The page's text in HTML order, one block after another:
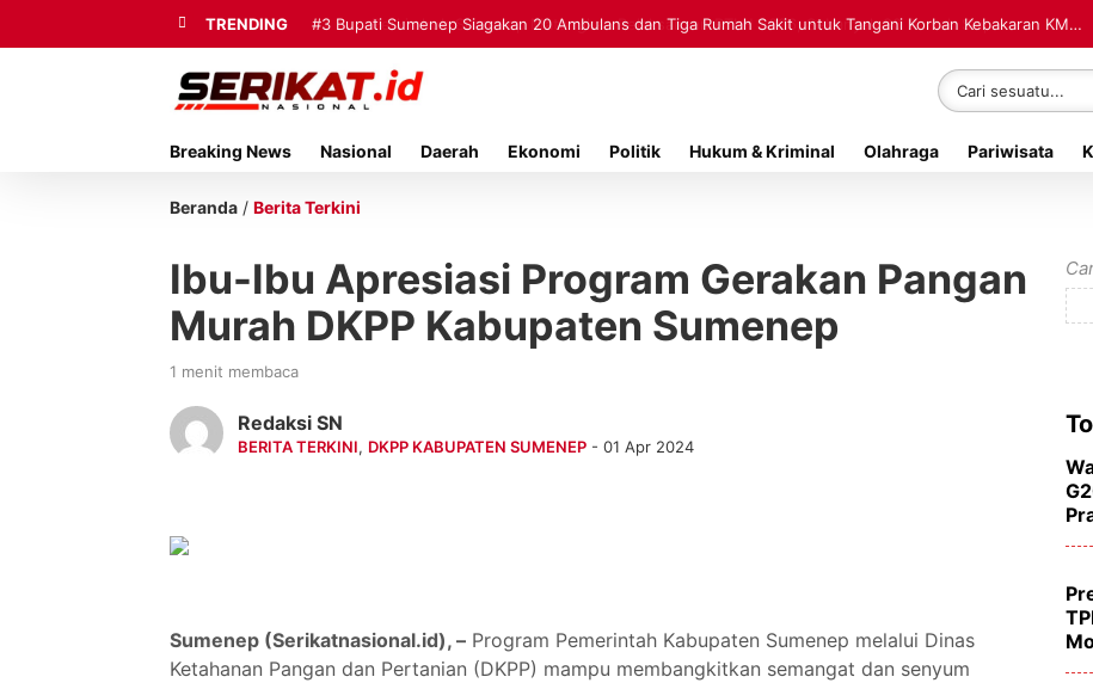
TRENDING #3 Bupati Sumenep Siagakan 20 Ambulans dan Tiga Rumah Sakit untuk Tangani Korban Kebakaran KMP
Mutiara Sentosa II
Breaking News Nasional Daerah Ekonomi Politik Hukum & Kriminal Olahraga Pariwisata
Beranda / Berita Terkini
Ibu-Ibu Apresiasi Program Gerakan Pangan
Murah DKPP Kabupaten Sumenep
1 menit membaca
Redaksi SN
BERITA TERKINI, DKPP KABUPATEN SUMENEP - 01 Apr 2024
Sumenep (Serikatnasional.id), – Program Pemerintah Kabupaten Sumenep melalui Dinas
Ketahanan Pangan dan Pertanian (DKPP) mampu membangkitkan semangat dan senyum